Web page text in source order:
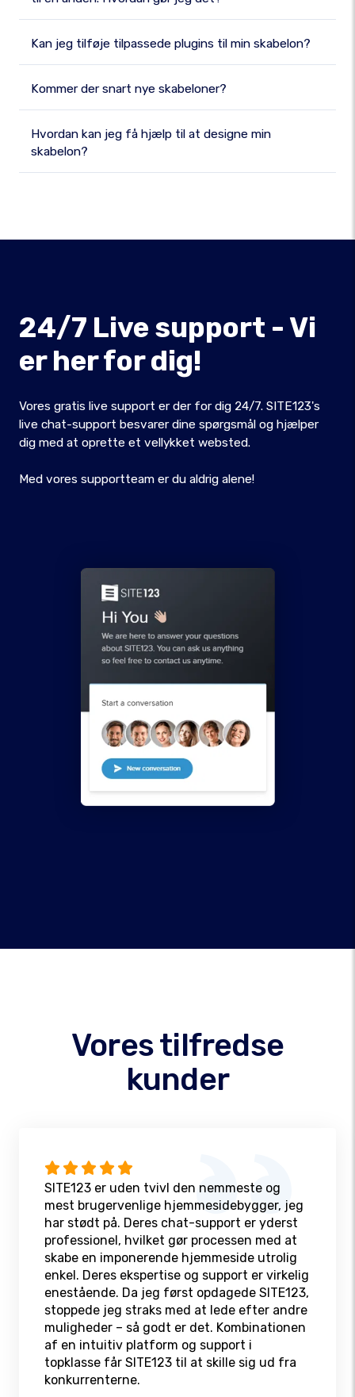
Kan jeg tilføje tilpassede plugins til min skabelon?
Kommer der snart nye skabeloner?
Hvordan kan jeg få hjælp til at designe min
skabelon?
24/7 Live support - Vi
er her for dig!
Vores gratis live support er der for dig 24/7. SITE123's
live chat-support besvarer dine spørgsmål og hjælper
dig med at oprette et vellykket websted.
Med vores supportteam er du aldrig alene!
Vores tilfredse
kunder
SITE123 er uden tvivl den nemmeste og
mest brugervenlige hjemmesidebygger, jeg
har stødt på. Deres chat-support er yderst
professionel, hvilket gør processen med at
skabe en imponerende hjemmeside utrolig
enkel. Deres ekspertise og support er virkelig
enestående. Da jeg først opdagede SITE123,
stoppede jeg straks med at lede efter andre
muligheder – så godt er det. Kombinationen
af en intuitiv platform og support i
topklasse får SITE123 til at skille sig ud fra
konkurrenterne.